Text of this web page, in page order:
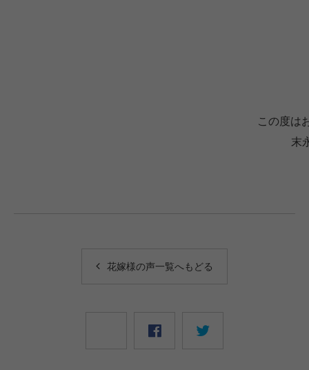
この度は
末
花嫁様の声一覧へもどる